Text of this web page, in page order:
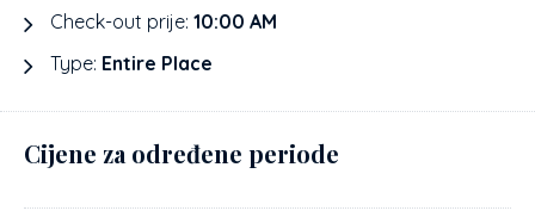
Check-out prije: 10:00 AM
Type: Entire Place
Cijene za određene periode